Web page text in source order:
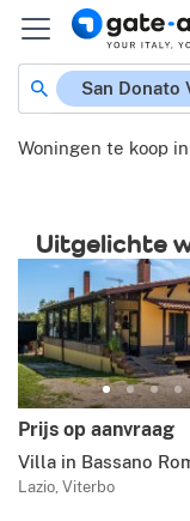
San Donato
Woningen te koop
Uitgelichte
Prijs op aanvraag
Villa in Bassano
Lazio, Viterbo